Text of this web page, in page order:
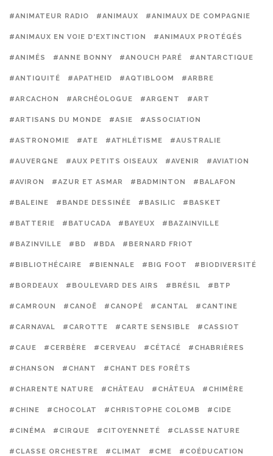
#ANIMATEUR RADIO #ANIMAUX #ANIMAUX DE COMPAGNIE
#ANIMAUX EN VOIE D'EXTINCTION #ANIMAUX PROTÉGÉS
#ANIMÉS #ANNE BONNY #ANOUCH PARÉ #ANTARCTIQUE
#ANTIQUITÉ #APATHEID #AQTIBLOOM #ARBRE
#ARCACHON #ARCHÉOLOGUE #ARGENT #ART
#ARTISANS DU MONDE #ASIE #ASSOCIATION
#ASTRONOMIE #ATE #ATHLÉTISME #AUSTRALIE
#AUVERGNE #AUX PETITS OISEAUX #AVENIR #AVIATION
#AVIRON #AZUR ET ASMAR #BADMINTON #BALAFON
#BALEINE #BANDE DESSINÉE #BASILIC #BASKET
#BATTERIE #BATUCADA #BAYEUX #BAZAINVILLE
#BAZINVILLE #BD #BDA #BERNARD FRIOT
#BIBLIOTHÉCAIRE #BIENNALE #BIG FOOT #BIODIVERSITÉ
#BORDEAUX #BOULEVARD DES AIRS #BRÉSIL #BTP
#CAMROUN #CANOË #CANOPÉ #CANTAL #CANTINE
#CARNAVAL #CAROTTE #CARTE SENSIBLE #CASSIOT
#CAUE #CERBÈRE #CERVEAU #CÉTACÉ #CHABRIÈRES
#CHANSON #CHANT #CHANT DES FORÊTS
#CHARENTE NATURE #CHÂTEAU #CHÂTEUA #CHIMÈRE
#CHINE #CHOCOLAT #CHRISTOPHE COLOMB #CIDE
#CINÉMA #CIRQUE #CITOYENNETÉ #CLASSE NATURE
#CLASSE ORCHESTRE #CLIMAT #CME #COÉDUCATION